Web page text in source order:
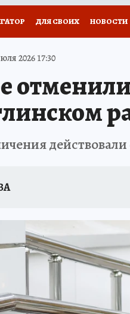
ДЛЯ СВОИХ НОВОСТИ
РАБОТОДАТЕЛИ
В САМАРЕ КП В МАХ
- ФРОНТУ ИТОГИ ГОДА-2024
РОССИЯ СЧАСТЬЕ В СЕМЬЕ
2026 17:30
действовали